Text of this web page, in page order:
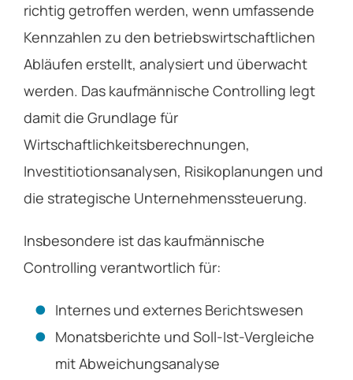
richtig getroffen werden, wenn umfassende
Kennzahlen zu den betriebswirtschaftlichen
Abläufen erstellt, analysiert und überwacht
werden. Das kaufmännische Controlling legt
damit die Grundlage für
Wirtschaftlichkeitsberechnungen,
Investitiotionsanalysen, Risikoplanungen und
die strategische Unternehmenssteuerung.
Insbesondere ist das kaufmännische
Controlling verantwortlich für:
Internes und externes Berichtswesen
Monatsberichte und Soll-Ist-Vergleiche
mit Abweichungsanalyse